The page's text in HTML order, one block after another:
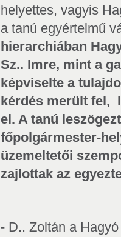
helyettes, vagyis
a tanú egyértelmű
hierarchiában
Sz.. Imre, mint a
képviselte a
kérdés merült fel,
el. A tanú
főpolgármester-
üzemeltetői
zajlottak az
- D.. Zoltán a